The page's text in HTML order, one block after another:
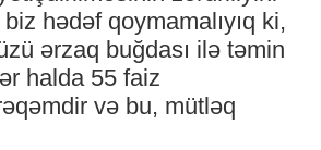
hədəf qoymamalıyıq ki,
ərzaq buğdası ilə təmin
halda 55 faiz
və bu, mütləq